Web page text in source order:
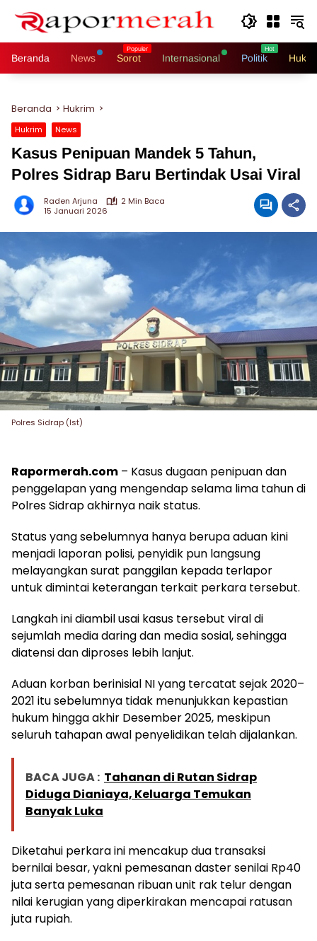
Beranda News Sorot Internasional Politik
Beranda Hukrim
Hukrim News
Kasus Penipuan Mandek 5 Tahun,
Polres Sidrap Baru Bertindak Usai Viral
Raden Arjuna
2 Min Baca
15 Januari 2026
Polres Sidrap (Ist)
Rapormerah.com – Kasus dugaan penipuan dan
penggelapan yang mengendap selama lima tahun di
Polres Sidrap akhirnya naik status.
Status yang sebelumnya hanya berupa aduan kini
menjadi laporan polisi, penyidik pun langsung
melayangkan surat panggilan kepada terlapor
untuk dimintai keterangan terkait perkara tersebut.
Langkah ini diambil usai kasus tersebut viral di
sejumlah media daring dan media sosial, sehingga
diatensi dan diproses lebih lanjut.
Aduan korban berinisial NI yang tercatat sejak 2020–
2021 itu sebelumnya tidak menunjukkan kepastian
hukum hingga akhir Desember 2025, meskipun
seluruh tahapan awal penyelidikan telah dijalankan.
BACA JUGA : Tahanan di Rutan Sidrap
Diduga Dianiaya, Keluarga Temukan
Banyak Luka
Diketahui perkara ini mencakup dua transaksi
bernilai besar, yakni pemesanan daster senilai Rp40
juta serta pemesanan ribuan unit rak telur dengan
nilai kerugian yang diperkirakan mencapai ratusan
juta rupiah.